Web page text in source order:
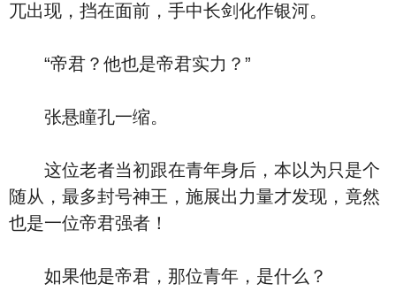
兀出现，挡在面前，手中长剑化作银河。
“帝君？他也是帝君实力？”
张悬瞳孔一缩。
这位老者当初跟在青年身后，本以为只是个
随从，最多封号神王，施展出力量才发现，竟然
也是一位帝君强者！
如果他是帝君，那位青年，是什么？